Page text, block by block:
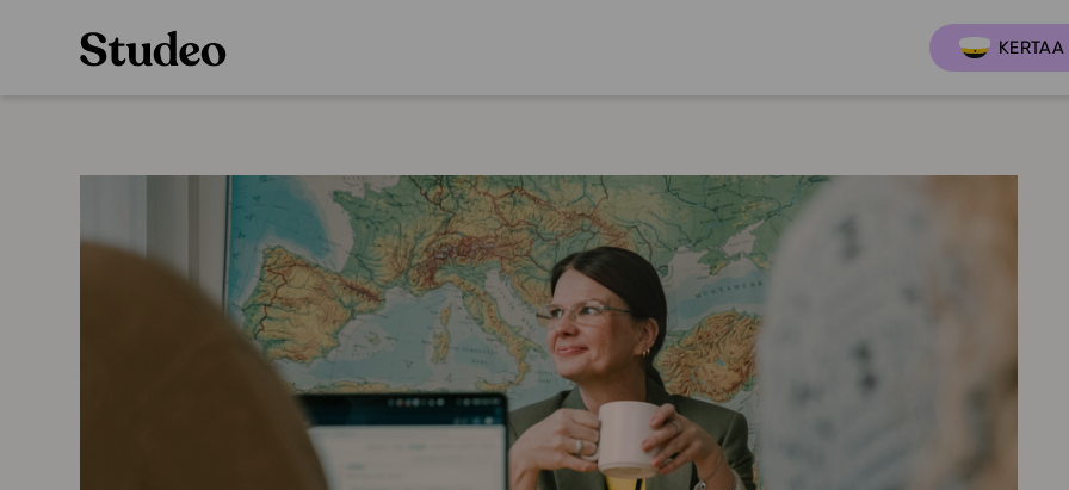
Opettaja
Alakoulu
Oppiainesarjat
Oppimateriaalit
Alakoulun lisenssit
Hinnasto
Käyttöönotto
Lukio
LOPS 2021
GLP 2021
Oppimateriaalit
Hinnasto
Lukion pakettilisenssi
Käyttöönotto